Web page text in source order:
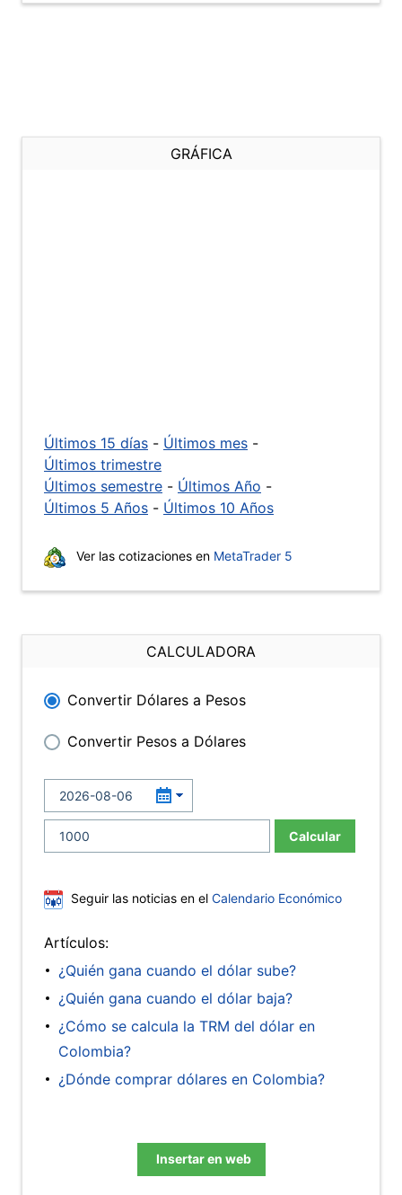
GRÁFICA
Últimos 15 días - Últimos mes -
Últimos trimestre
Últimos semestre - Últimos Año -
Últimos 5 Años - Últimos 10 Años
Ver las cotizaciones en MetaTrader 5
CALCULADORA
Convertir Dólares a Pesos
Convertir Pesos a Dólares
Calcular
Seguir las noticias en el Calendario Económico
Artículos:
¿Quién gana cuando el dólar sube?
¿Quién gana cuando el dólar baja?
¿Cómo se calcula la TRM del dólar en
Colombia?
¿Dónde comprar dólares en Colombia?
Insertar en web